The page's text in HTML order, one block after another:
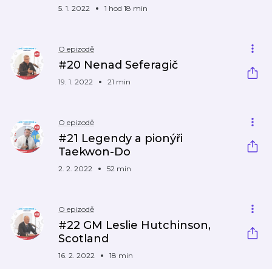
5. 1. 2022 1 hod 18 min
O epizodě
#20 Nenad Seferagič
19. 1. 2022 21 min
O epizodě
#21 Legendy a pionýři
Taekwon-Do
2. 2. 2022 52 min
O epizodě
#22 GM Leslie Hutchinson,
Scotland
16. 2. 2022 18 min